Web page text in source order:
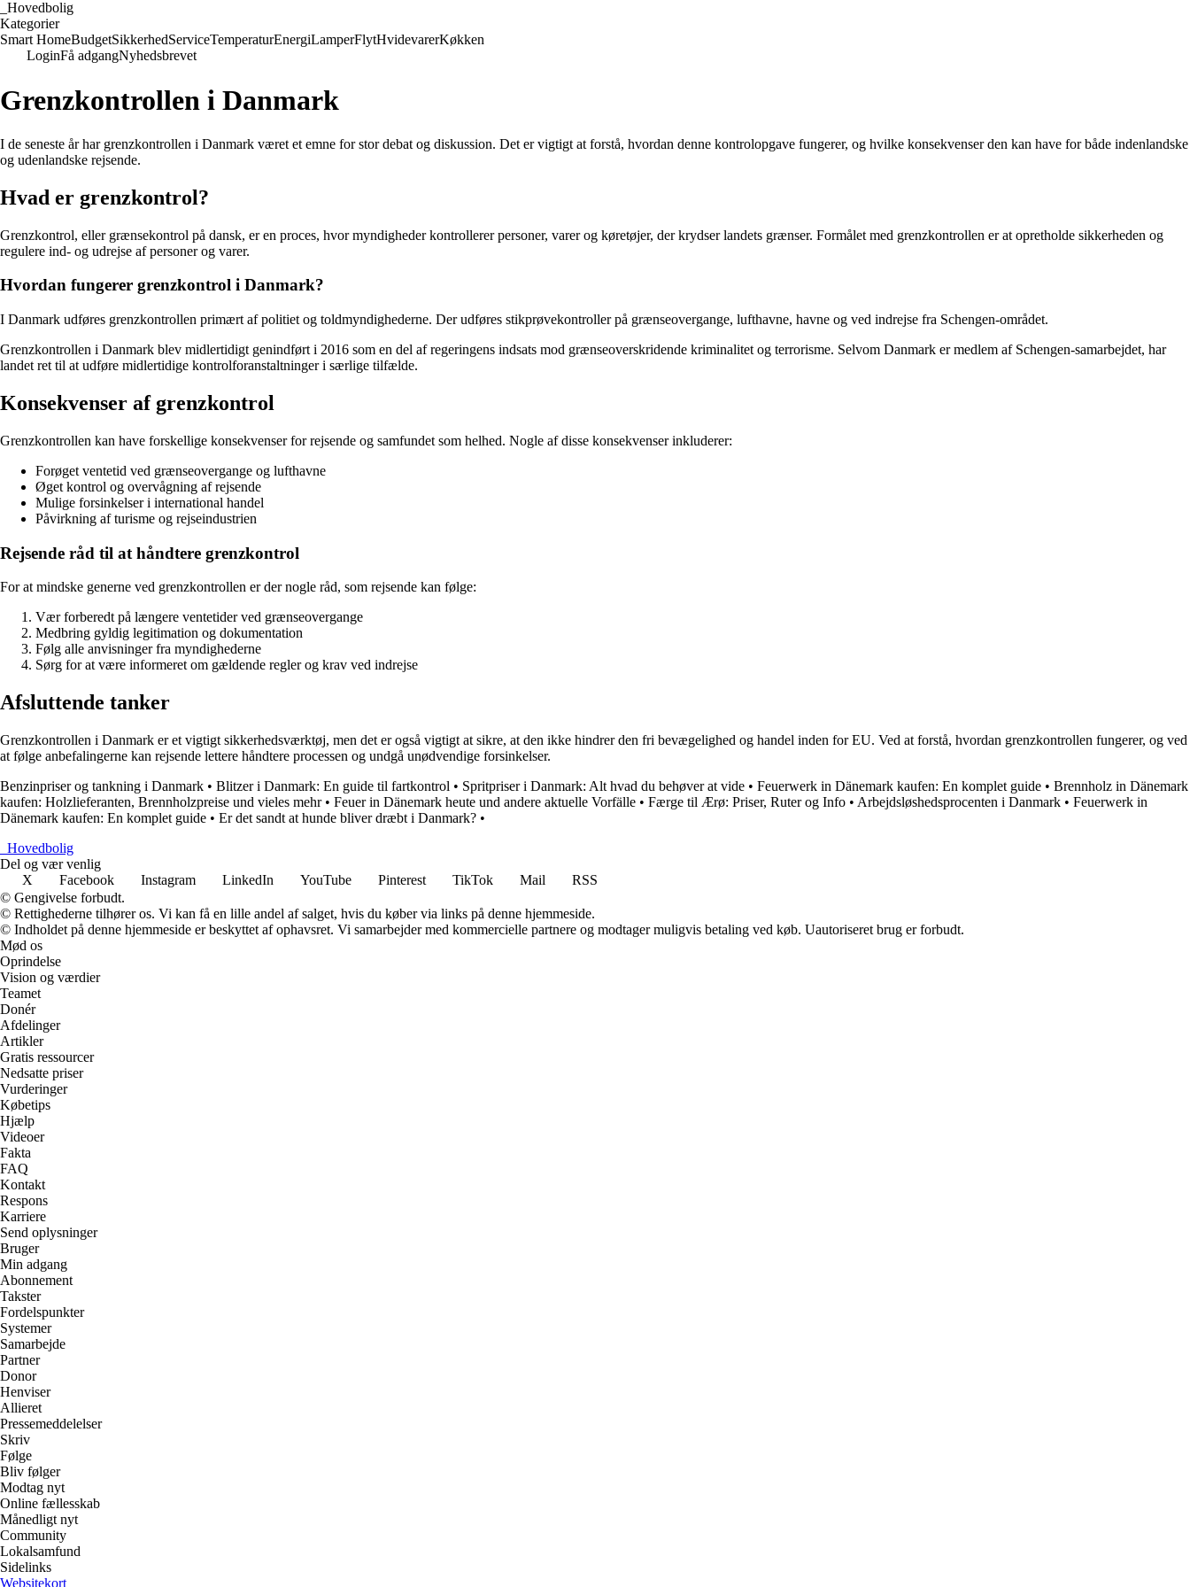
Hovedbolig
Kategorier
Smart HomeBudgetSikkerhedServiceTemperaturEnergiLamperFlytHvidevarerKøkken
LoginFå adgangNyhedsbrevet
Grenzkontrollen i Danmark
I de seneste år har grenzkontrollen i Danmark været et emne for stor debat og diskussion. Det er vigtigt at forstå, hvordan denne kontrolopgave fungerer, og hvilke konsekvenser den kan have for både indenlandske
og udenlandske rejsende.
Hvad er grenzkontrol?
Grenzkontrol, eller grænsekontrol på dansk, er en proces, hvor myndigheder kontrollerer personer, varer og køretøjer, der krydser landets grænser. Formålet med grenzkontrollen er at opretholde sikkerheden og
regulere ind- og udrejse af personer og varer.
Hvordan fungerer grenzkontrol i Danmark?
I Danmark udføres grenzkontrollen primært af politiet og toldmyndighederne. Der udføres stikprøvekontroller på grænseovergange, lufthavne, havne og ved indrejse fra Schengen-området.
Grenzkontrollen i Danmark blev midlertidigt genindført i 2016 som en del af regeringens indsats mod grænseoverskridende kriminalitet og terrorisme. Selvom Danmark er medlem af Schengen-samarbejdet, har
landet ret til at udføre midlertidige kontrolforanstaltninger i særlige tilfælde.
Konsekvenser af grenzkontrol
Grenzkontrollen kan have forskellige konsekvenser for rejsende og samfundet som helhed. Nogle af disse konsekvenser inkluderer:
Forøget ventetid ved grænseovergange og lufthavne
Øget kontrol og overvågning af rejsende
Mulige forsinkelser i international handel
Påvirkning af turisme og rejseindustrien
Rejsende råd til at håndtere grenzkontrol
For at mindske generne ved grenzkontrollen er der nogle råd, som rejsende kan følge:
Vær forberedt på længere ventetider ved grænseovergange
Medbring gyldig legitimation og dokumentation
Følg alle anvisninger fra myndighederne
Sørg for at være informeret om gældende regler og krav ved indrejse
Afsluttende tanker
Grenzkontrollen i Danmark er et vigtigt sikkerhedsværktøj, men det er også vigtigt at sikre, at den ikke hindrer den fri bevægelighed og handel inden for EU. Ved at forstå, hvordan grenzkontrollen fungerer, og ved
at følge anbefalingerne kan rejsende lettere håndtere processen og undgå unødvendige forsinkelser.
Benzinpriser og tankning i Danmark • Blitzer i Danmark: En guide til fartkontrol • Spritpriser i Danmark: Alt hvad du behøver at vide • Feuerwerk in Dänemark kaufen: En komplet guide • Brennholz in Dänemark
kaufen: Holzlieferanten, Brennholzpreise und vieles mehr• Feuer in Dänemark heute und andere aktuelle Vorfälle • Færge til Ærø: Priser, Ruter og Info • Arbejdsløshedsprocenten i Danmark • Feuerwerk in
Dänemark kaufen: En komplet guide • Er det sandt at hunde bliver dræbt i Danmark? •
Hovedbolig
Del og vær venlig
X
Facebook Instagram LinkedIn YouTube Pinterest TikTok Mail
RSS
© Gengivelse forbudt.
© Rettighederne tilhører os. Vi kan få en lille andel af salget, hvis du køber via links på denne hjemmeside.
© Indholdet på denne hjemmeside er beskyttet af ophavsret. Vi samarbejder med kommercielle partnere og modtager muligvis betaling ved køb. Uautoriseret brug er forbudt.
Mød os
Oprindelse
Vision og værdier
Teamet
Donér
Afdelinger
Artikler
Gratis ressourcer
Nedsatte priser
Vurderinger
Købetips
Hjælp
Videoer
Fakta
FAQ
Kontakt
Respons
Karriere
Send oplysninger
Bruger
Min adgang
Abonnement
Takster
Fordelspunkter
Systemer
Samarbejde
Partner
Donor
Henviser
Allieret
Pressemeddelelser
Skriv
Følge
Bliv følger
Modtag nyt
Online fællesskab
Månedligt nyt
Community
Lokalsamfund
Sidelinks
Websitekort